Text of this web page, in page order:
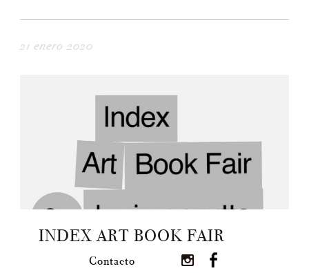
Contacto
21 enero 2020
INDEX ART BOOK FAIR